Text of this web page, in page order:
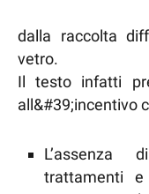
dalla raccolta
vetro.
Il testo infatti
all&#39;incentivo
L’assenza
trattamenti